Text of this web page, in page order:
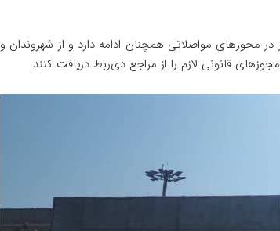
محورهای مواصلاتی همچنان ادامه دارد و از شهروندان و
قانونی لازم را از مراجع ذی‌ربط دریافت کنند.